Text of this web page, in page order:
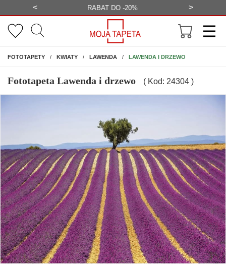
< BEZPŁATNA WIZUALIZACJA >
FOTOTAPETYNA ŚCIANĘ
KWIATY LAWENDA LAWENDA I DRZEWO
Fototapeta Lawenda i drzewo ( Kod: 24304 )